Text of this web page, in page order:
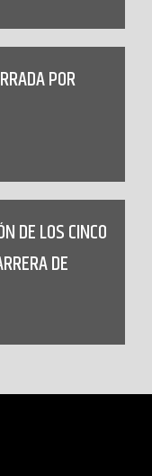
POR
DE LOS CINCO
DE